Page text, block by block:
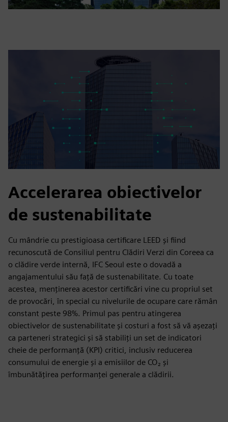
Accelerarea obiectivelor
de sustenabilitate
Cu mândrie cu prestigioasa certificare LEED și fiind
recunoscută de Consiliul pentru Clădiri Verzi din Coreea ca
o clădire verde internă, IFC Seoul este o dovadă a
angajamentului său față de sustenabilitate. Cu toate
acestea, menținerea acestor certificări vine cu propriul set
de provocări, în special cu nivelurile de ocupare care rămân
constant peste 98%. Primul pas pentru atingerea
obiectivelor de sustenabilitate și costuri a fost să vă așezați
ca parteneri strategici și să stabiliți un set de indicatori
cheie de performanță (KPI) critici, inclusiv reducerea
consumului de energie și a emisiilor de CO₂ și
îmbunătățirea performanței generale a clădirii.